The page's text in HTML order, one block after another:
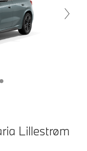
Lillestrøm